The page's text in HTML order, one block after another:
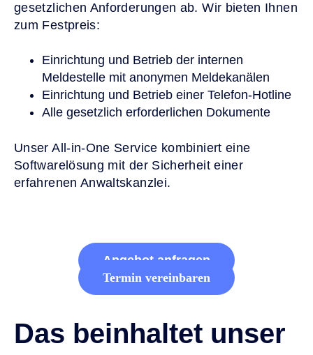
gesetzlichen Anforderungen ab. Wir bieten Ihnen
zum Festpreis:
Einrichtung und Betrieb der internen
Meldestelle mit anonymen Meldekanälen
Einrichtung und Betrieb einer Telefon-Hotline
Alle gesetzlich erforderlichen Dokumente
Unser All-in-One Service kombiniert eine
Softwarelösung mit der Sicherheit einer
erfahrenen Anwaltskanzlei.
Angebot anfragen
Termin vereinbaren
Das beinhaltet unser